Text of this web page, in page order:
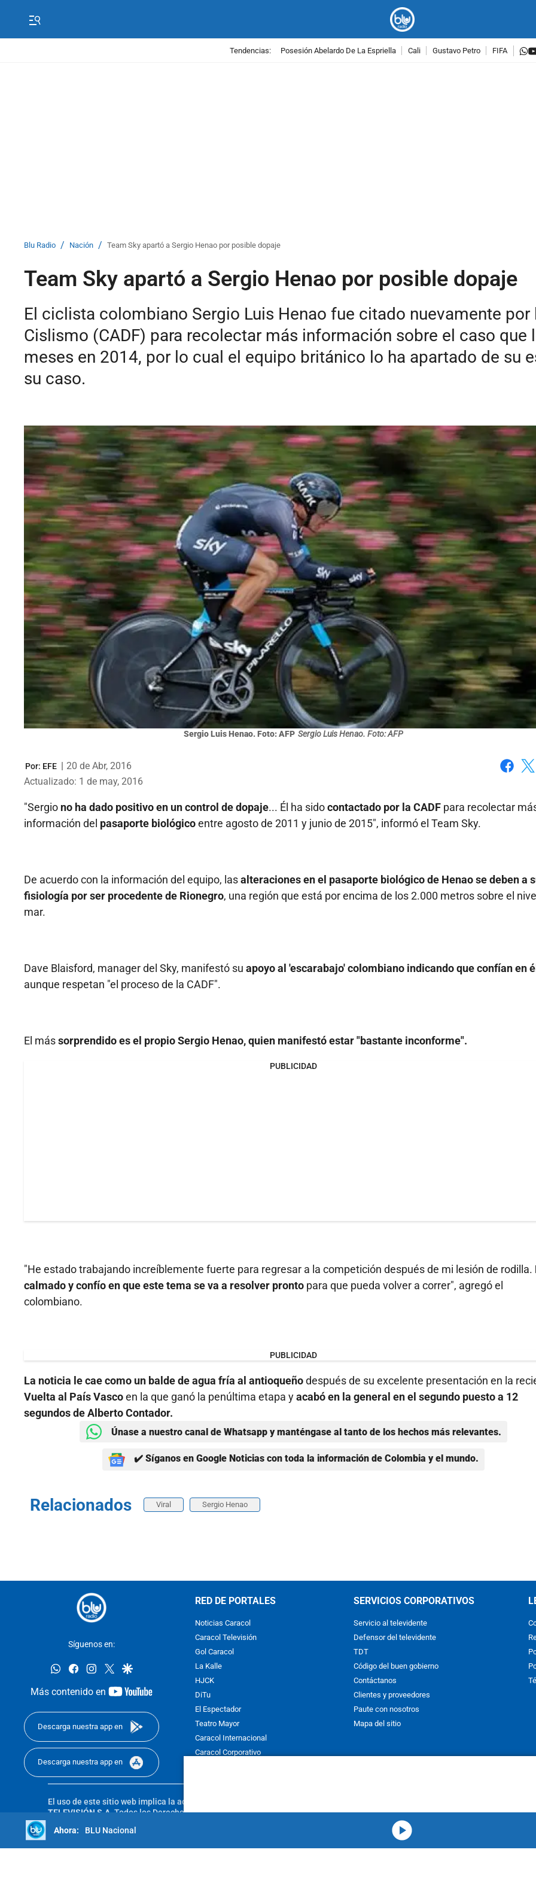
Tendencias: Posesión Abelardo De La Espriella Cali Gustavo Petro FIFA
Blu Radio / Nación / Team Sky apartó a Sergio Henao por posible dopaje
Team Sky apartó a Sergio Henao por posible dopaje
El ciclista colombiano Sergio Luis Henao fue citado nuevamente
Cislismo (CADF) para recolectar más información sobre el caso que
meses en 2014, por lo cual el equipo británico lo ha apartado de su
su caso.
Sergio Luis Henao. Foto: AFP Sergio Luis Henao. Foto: AFP
Por: EFE | 20 de Abr, 2016
Actualizado: 1 de may, 2016
"Sergio no ha dado positivo en un control de dopaje... Él ha sidocontactado por la CADF para recolectar
información del pasaporte biológicoentre agosto de 2011 y junio de 2015", informó el Team Sky.
De acuerdo con la información del equipo, lasalteraciones en el pasaporte biológico de Henao se deben a
fisiología por ser procedente de Rionegro, una región que está por encima de los 2.000 metros sobre el
mar.
Dave Blaisford, manager del Sky, manifestó su apoyo al 'escarabajo' colombiano indicando que confían en él
aunque respetan "el proceso de la CADF".
El mássorprendido es el propio Sergio Henao, quien manifestó estar "bastante inconforme".
PUBLICIDAD
"He estado trabajando increíblemente fuerte para regresar a la competición después de mi lesión de rodilla.
calmado y confío en que este tema se va a resolver pronto para que pueda volver a correr", agregó el
colombiano.
PUBLICIDAD
La noticia le cae como un balde de agua fría al antioqueñodespués de su excelente presentación en la
Vuelta al País Vascoen la que ganó la penúltima etapa yacabó en la general en el segundo puesto a 12
segundos de Alberto Contador.
Únase a nuestro canal de Whatsapp y manténgase al tanto de los hechos más relevantes.
✔️ Síganos en Google Noticias con toda la información de Colombia y el mundo.
Relacionados Viral Sergio Henao
Síguenos en:
whatsappfacebookinstagram
twittergoogle
Más contenido en
youtube-
Descarga nuestra app en
Descarga nuestra app en
RED DE PORTALES
Noticias Caracol
Caracol Televisión
Gol Caracol
La Kalle
HJCK
DiTu
El Espectador
Teatro Mayor
Caracol Internacional
Caracol Corporativo
SERVICIOS CORPORATIVOS
Servicio al televidente
Defensor del televidente
TDT
Código del buen gobierno
Contáctanos
Clientes y proveedores
Paute con nosotros
Mapa del sitio
El uso de este sitio web implica la aceptación de los
TELEVISIÓN S.A.Todos los Derechos Reservados D.R.A. Prohibida su reproducción total o parcial, así como su traducción a
sin autorización escrita de su titular. Reproduction in whole or in part, or translation without written permission is prohibited. All
reserved 2025.BLU Nacional